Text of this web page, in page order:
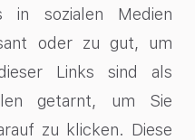
in sozialen Medien
oder zu gut, um
Links sind als
getarnt, um Sie
zu klicken. Diese